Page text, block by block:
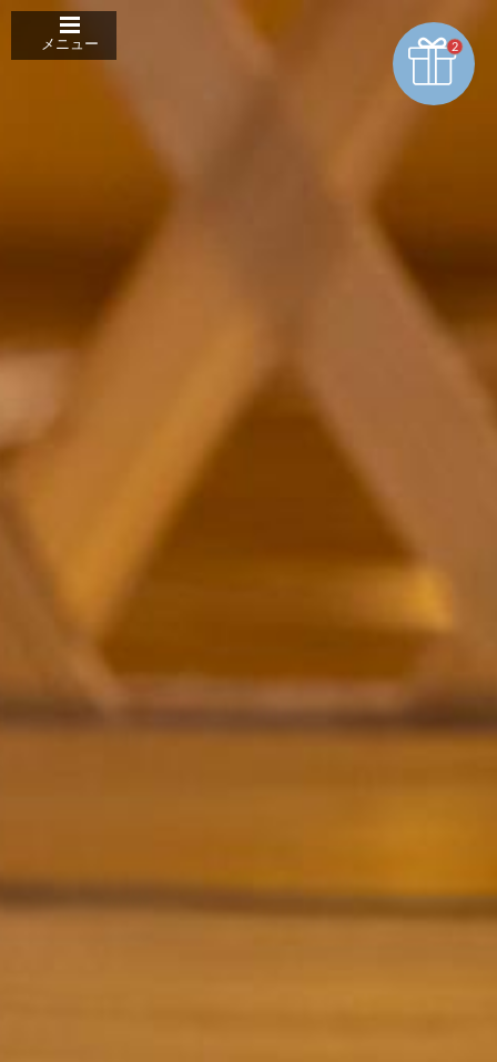
メニュー
クッキー利用の管理について